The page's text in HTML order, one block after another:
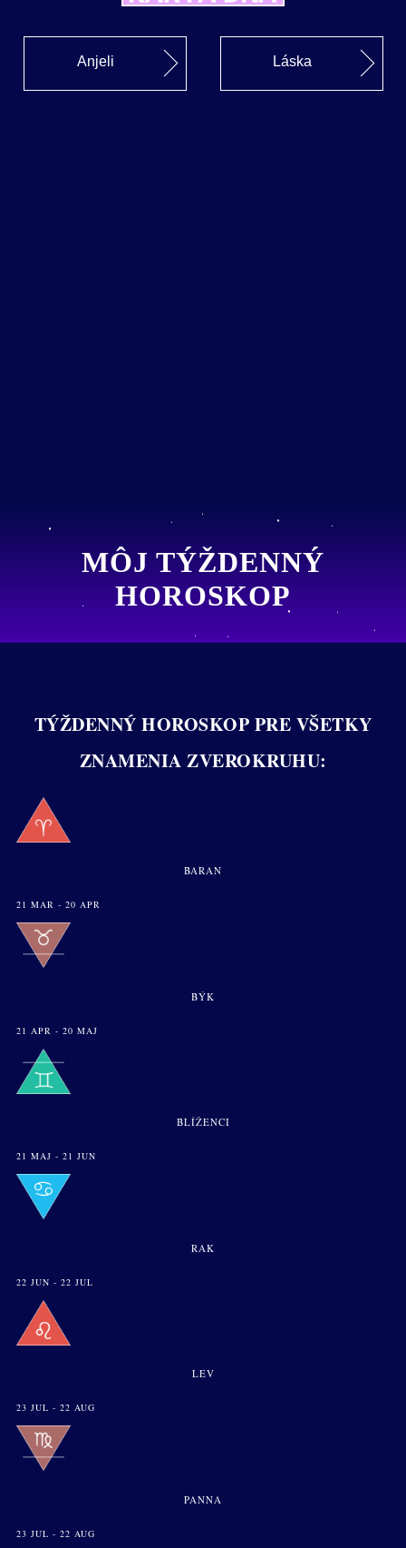
Anjeli Láska
MÔJ TÝŽDENNÝ
HOROSKOP
TÝŽDENNÝ HOROSKOP PRE VŠETKY
ZNAMENIA ZVEROKRUHU:
BARAN
21 MAR - 20 APR
BÝK
21 APR - 20 MAJ
BLÍŽENCI
21 MAJ - 21 JUN
RAK
22 JUN - 22 JUL
LEV
23 JUL - 22 AUG
PANNA
23 JUL - 22 AUG